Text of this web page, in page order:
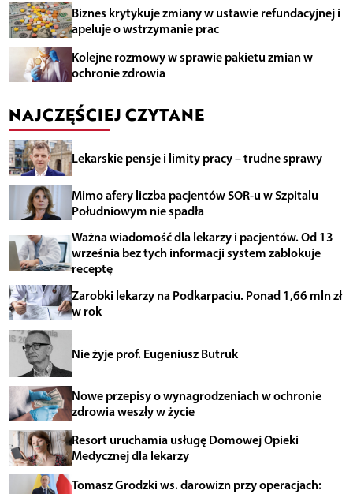
Biznes krytykuje zmiany w ustawie refundacyjnej i
apeluje o wstrzymanie prac
Kolejne rozmowy w sprawie pakietu zmian w
ochronie zdrowia
NAJCZĘŚCIEJ CZYTANE
Lekarskie pensje i limity pracy – trudne sprawy
Mimo afery liczba pacjentów SOR-u w Szpitalu
Południowym nie spadła
Ważna wiadomość dla lekarzy i pacjentów. Od 13
września bez tych informacji system zablokuje
receptę
Zarobki lekarzy na Podkarpaciu. Ponad 1,66 mln zł
w rok
Nie żyje prof. Eugeniusz Butruk
Nowe przepisy o wynagrodzeniach w ochronie
zdrowia weszły w życie
Resort uruchamia usługę Domowej Opieki
Medycznej dla lekarzy
Tomasz Grodzki ws. darowizn przy operacjach: